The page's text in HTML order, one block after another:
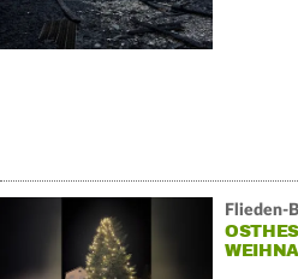
Flieden-